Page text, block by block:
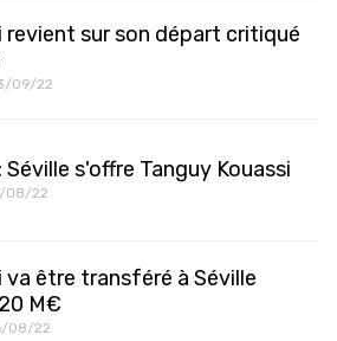
revient sur son départ critiqué
09/22
Séville s'offre Tanguy Kouassi
08/22
va être transféré à Séville
M€
08/22